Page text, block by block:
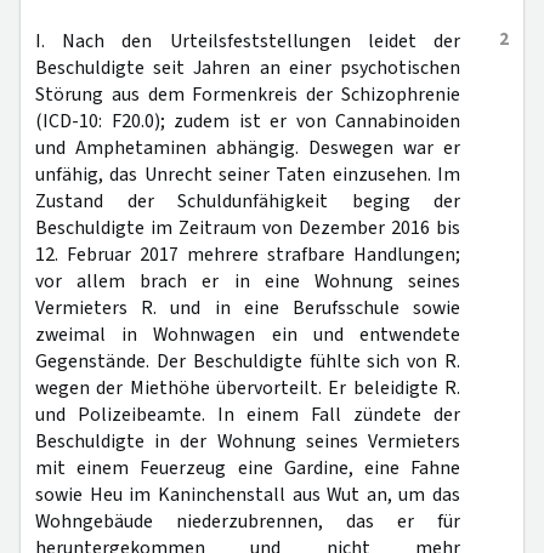
2
I. Nach den Urteilsfeststellungen leidet der
Beschuldigte seit Jahren an einer psychotischen
Störung aus dem Formenkreis der Schizophrenie
(ICD-10: F20.0); zudem ist er von Cannabinoiden
und Amphetaminen abhängig. Deswegen war er
unfähig, das Unrecht seiner Taten einzusehen. Im
Zustand der Schuldunfähigkeit beging der
Beschuldigte im Zeitraum von Dezember 2016 bis
12. Februar 2017 mehrere strafbare Handlungen;
vor allem brach er in eine Wohnung seines
Vermieters R. und in eine Berufsschule sowie
zweimal in Wohnwagen ein und entwendete
Gegenstände. Der Beschuldigte fühlte sich von R.
wegen der Miethöhe übervorteilt. Er beleidigte R.
und Polizeibeamte. In einem Fall zündete der
Beschuldigte in der Wohnung seines Vermieters
mit einem Feuerzeug eine Gardine, eine Fahne
sowie Heu im Kaninchenstall aus Wut an, um das
Wohngebäude niederzubrennen, das er für